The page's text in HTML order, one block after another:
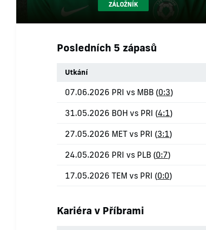
ZÁLOŽNÍK
Posledních 5 zápasů
Utkání
07.06.2026 PRI vs MBB (0:3)
31.05.2026 BOH vs PRI (4:1)
27.05.2026 MET vs PRI (3:1)
24.05.2026 PRI vs PLB (0:7)
17.05.2026 TEM vs PRI (0:0)
Kariéra v Příbrami